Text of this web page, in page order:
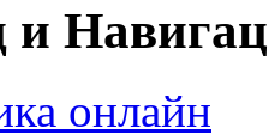
и
онлайн